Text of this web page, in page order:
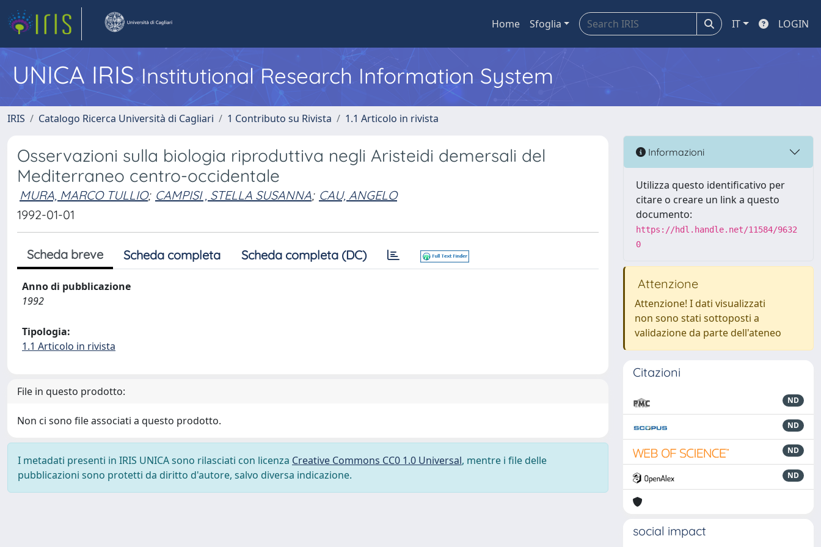
Home Sfoglia IT LOGIN
UNICA IRISInstitutional Research Information System
IRIS Catalogo Ricerca Università di Cagliari 1 Contributo su Rivista 1.1 Articolo in rivista
Osservazioni sulla biologia riproduttiva negli Aristeidi demersali del
Mediterraneo centro-occidentale
MURA, MARCO TULLIO; CAMPISI , STELLA SUSANNA; CAU, ANGELO
1992-01-01
Scheda breve Scheda completa Scheda completa (DC)
Anno di pubblicazione
1992
Tipologia:
1.1 Articolo in rivista
File in questo prodotto:
Non ci sono file associati a questo prodotto.
I metadati presenti in IRIS UNICA sono rilasciati con licenza Creative Commons CC0 1.0 Universal, mentre i file delle
pubblicazioni sono protetti da diritto d'autore, salvo diversa indicazione.
Informazioni
Utilizza questo identificativo per
citare o creare un link a questo
documento:
https://hdl.handle.net/11584/9632
0
Attenzione
Attenzione! I dati visualizzati
non sono stati sottoposti a
validazione da parte dell'ateneo
Citazioni
ND
ND
ND
ND
social impact